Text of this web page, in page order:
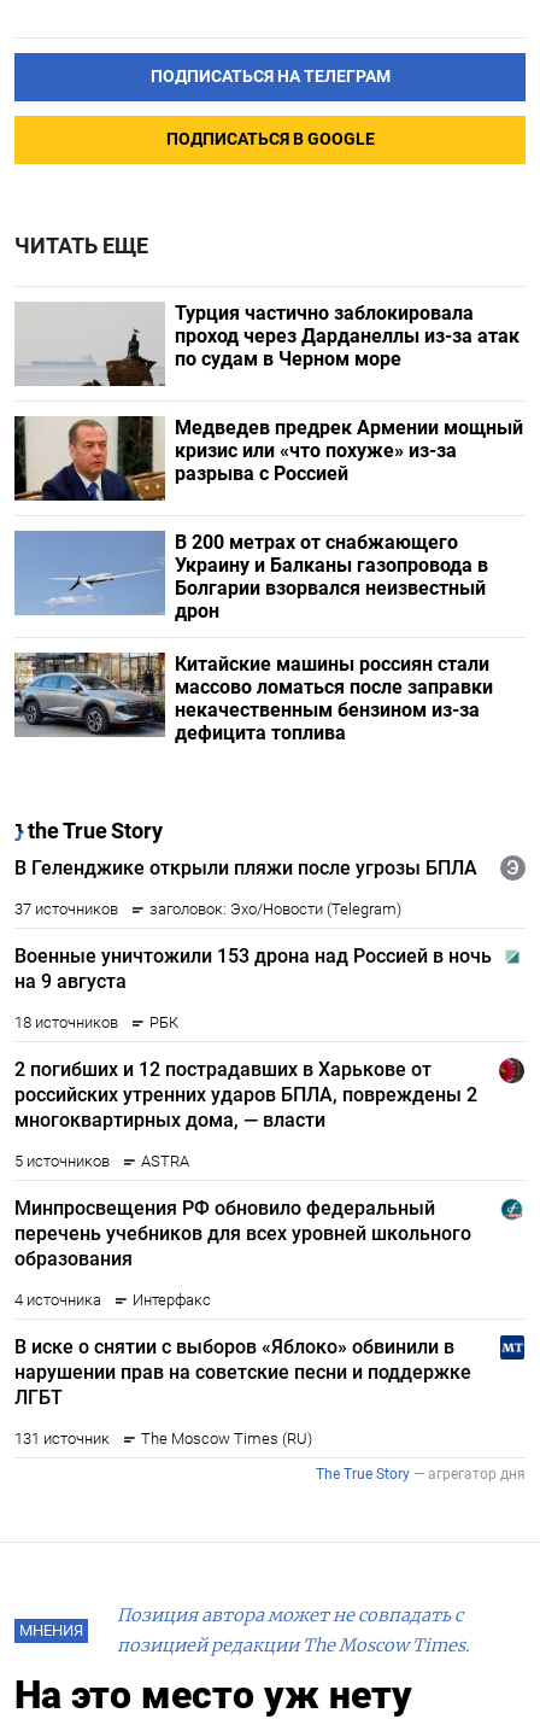
ПОДПИСАТЬСЯ НА ТЕЛЕГРАМ
ПОДПИСАТЬСЯ В GOOGLE
ЧИТАТЬ ЕЩЕ
Турция частично заблокировала
проход через Дарданеллы из-за атак
по судам в Черном море
Медведев предрек Армении мощный
кризис или «что похуже» из-за
разрыва с Россией
В 200 метрах от снабжающего
Украину и Балканы газопровода в
Болгарии взорвался неизвестный
дрон
Китайские машины россиян стали
массово ломаться после заправки
некачественным бензином из-за
дефицита топлива
МНЕНИЯ
Позиция автора может не совпадать с
позицией редакции The Moscow Times.
На это место уж нету